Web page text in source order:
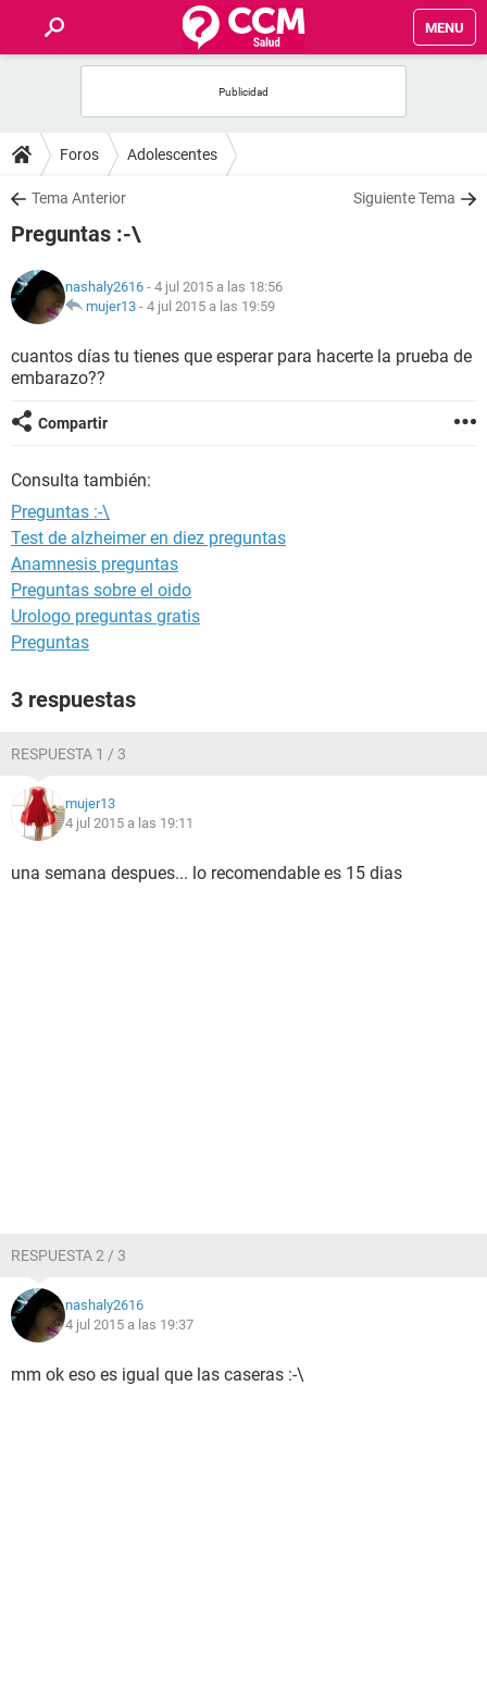
MENU
FOROS
SALUD
FAMILIA
NUTRICIÓN
BIENESTAR
SEXUALIDAD
GLOSARIO
Foros Adolescentes
Tema Anterior Siguiente Tema
Preguntas :-\
nashaly2616 - 4 jul 2015 a las 18:56
mujer13 - 4 jul 2015 a las 19:59
cuantos días tu tienes que esperar para hacerte la prueba de
embarazo??
Compartir
Consulta también:
Preguntas :-\
Test de alzheimer en diez preguntas
Anamnesis preguntas
Preguntas sobre el oido
Urologo preguntas gratis
Preguntas
3 respuestas
RESPUESTA 1 / 3
mujer13
4 jul 2015 a las 19:11
una semana despues... lo recomendable es 15 dias
RESPUESTA 2 / 3
nashaly2616
4 jul 2015 a las 19:37
mm ok eso es igual que las caseras :-\